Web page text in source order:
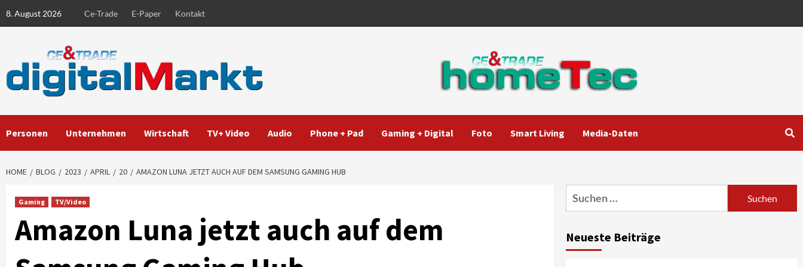
8. August 2026 Ce-Trade E-Paper Kontakt
Personen Unternehmen Wirtschaft TV+ Video Audio Phone + Pad Gaming + Digital Foto Smart Living Media-Daten
HOME BLOG 2023 APRIL 20 AMAZON LUNA JETZT AUCH AUF DEM SAMSUNG GAMING HUB
Gaming TV/Video
Amazon Luna jetzt auch auf dem
Suchen
nach:
Neueste Beiträge
Marantz erweitert sein
4
News aus dem Internet
55-Zoll Fernsehgeräte